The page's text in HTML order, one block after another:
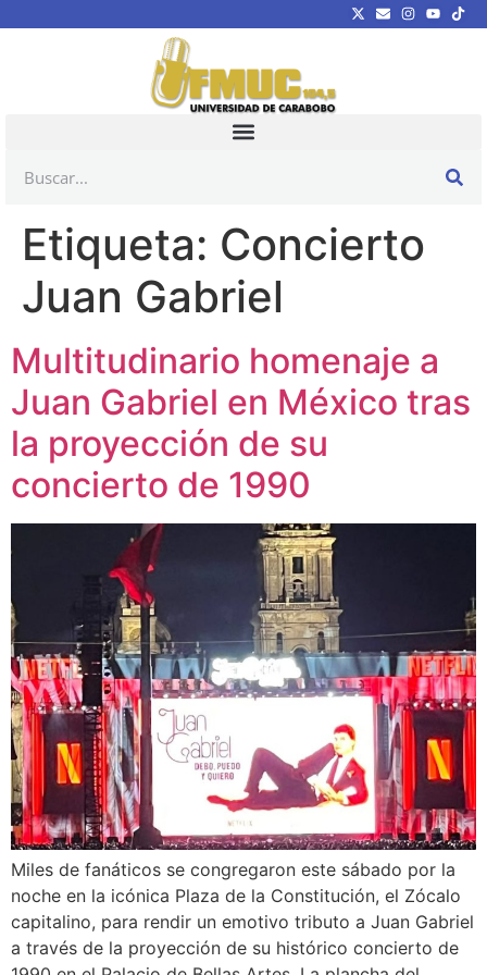
Etiqueta: Concierto
Juan Gabriel
Multitudinario homenaje a
Juan Gabriel en México tras
la proyección de su
concierto de 1990
Miles de fanáticos se congregaron este sábado por la
noche en la icónica Plaza de la Constitución, el Zócalo
capitalino, para rendir un emotivo tributo a Juan Gabriel
a través de la proyección de su histórico concierto de